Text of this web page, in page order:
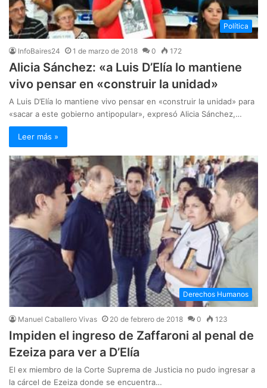
Política
InfoBaires24 1 de marzo de 2018 0 172
Alicia Sánchez: «a Luis D’Elía lo mantiene
vivo pensar en «construir la unidad»
A Luis D’Elía lo mantiene vivo pensar en «construir la unidad» para
«sacar a este gobierno antipopular», expresó Alicia Sánchez,…
Leer más »
Derechos Humanos
Manuel Caballero Vivas 20 de febrero de 2018 0 123
Impiden el ingreso de Zaffaroni al penal de
Ezeiza para ver a D’Elía
El ex miembro de la Corte Suprema de Justicia no pudo ingresar a
la cárcel de Ezeiza donde se encuentra…